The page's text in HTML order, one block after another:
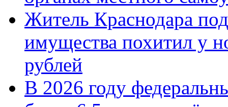
Житель Краснодара
имущества похитил у
рублей
В 2026 году